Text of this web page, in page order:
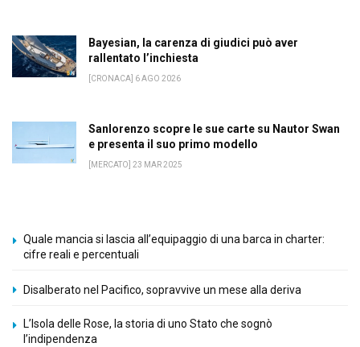
Bayesian, la carenza di giudici può aver
rallentato l’inchiesta
[CRONACA] 6 AGO 2026
Sanlorenzo scopre le sue carte su Nautor Swan
e presenta il suo primo modello
[MERCATO] 23 MAR 2025
Quale mancia si lascia all’equipaggio di una barca in charter:
cifre reali e percentuali
Disalberato nel Pacifico, sopravvive un mese alla deriva
L’Isola delle Rose, la storia di uno Stato che sognò
l’indipendenza